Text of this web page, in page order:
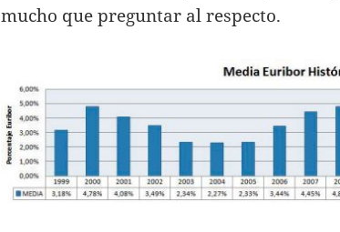
mucho que preguntar al respecto.